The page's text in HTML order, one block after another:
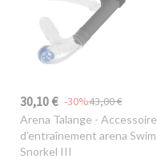
30,10 € 43,00 €
-30%
Arena Talange - Accessoire
d’entraînement arena Swim
Snorkel III